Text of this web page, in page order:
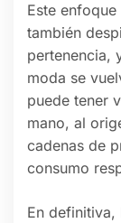
Este
también
pertenencia,
moda se
puede tener
mano, al
cadenas de
consumo
En